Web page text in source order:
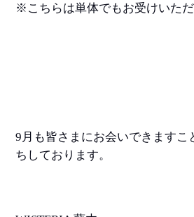
※ こちらは単体でもお受けいただ
9月も皆さまにお会いできますこ
ちしております。